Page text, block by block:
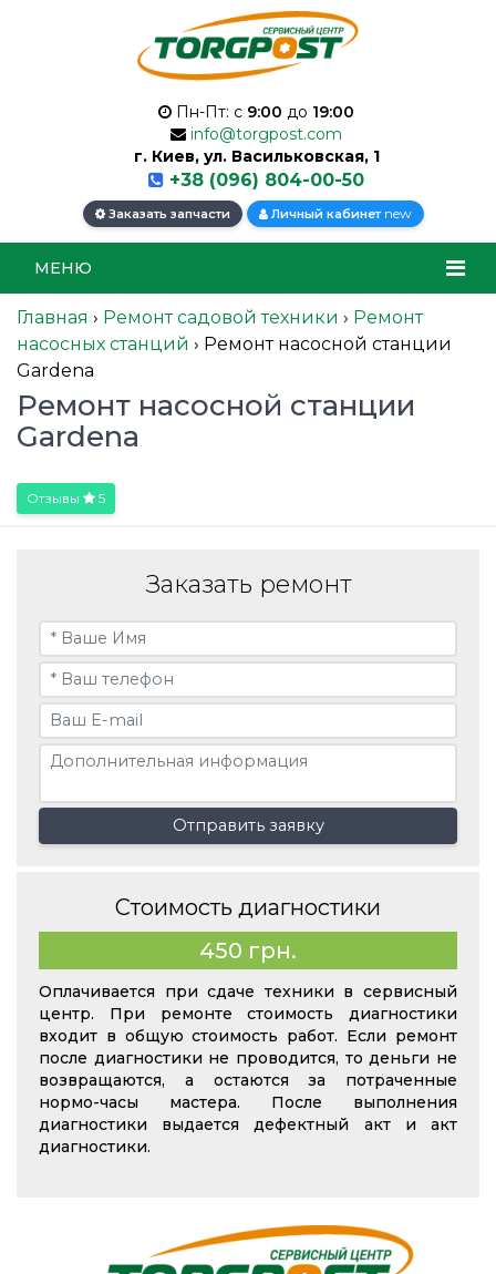
Пн-Пт: с 9:00 до 19:00
info@torgpost.com
г. Киев, ул. Васильковская, 1
+38 (096) 804-00-50
Заказать запчасти Личный кабинет new
МЕНЮ
Главная › Ремонт садовой техники › Ремонт
насосных станций › Ремонт насосной станции
Gardena
Ремонт насосной станции
Gardena
Отзывы 5
Заказать ремонт
Отправить заявку
Стоимость диагностики
450 грн.
Оплачивается при сдаче техники в сервисный
центр. При ремонте стоимость диагностики
входит в общую стоимость работ. Если ремонт
после диагностики не проводится, то деньги не
возвращаются, а остаются за потраченные
нормо-часы мастера. После выполнения
диагностики выдается дефектный акт и акт
диагностики.